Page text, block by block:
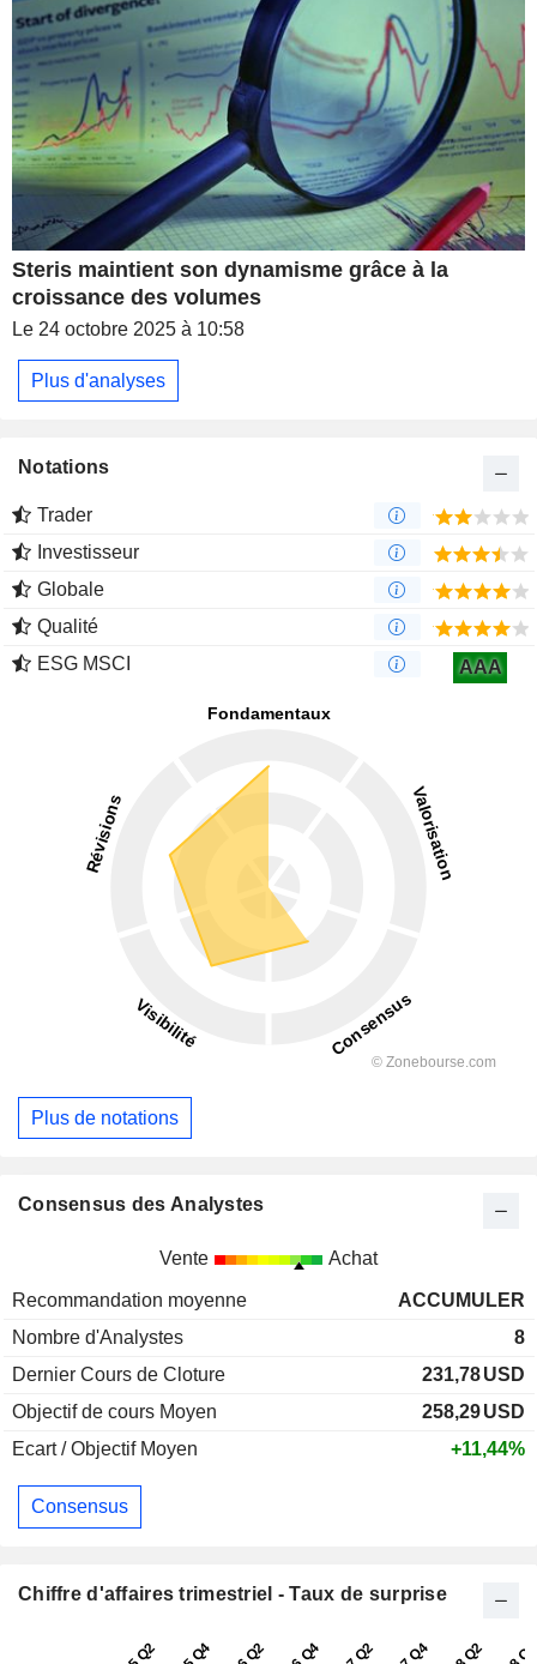
Steris maintient son dynamisme grâce à la
croissance des volumes
Le 24 octobre 2025 à 10:58
Plus d'analyses
Notations
Trader
Investisseur
Globale
Qualité
ESG MSCI
AAA
Plus de notations
Consensus des Analystes
Vente Achat
Recommandation moyenne
ACCUMULER
Nombre d'Analystes
8
Dernier Cours de Cloture
231,78USD
Objectif de cours Moyen
258,29USD
Ecart / Objectif Moyen
+11,44%
Consensus
Chiffre d'affaires trimestriel - Taux de surprise